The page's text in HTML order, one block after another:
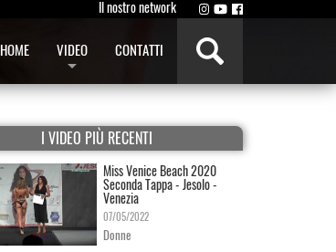
Il nostro network
HOME VIDEO CONTATTI
I VIDEO PIÙ RECENTI
Miss Venice Beach 2020
Seconda Tappa - Jesolo -
Venezia
07/05/2022
Donne